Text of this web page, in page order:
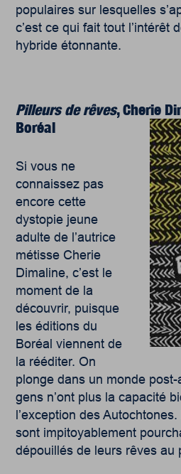
populaires sur lesquelles
c’est ce qui fait tout l’intérêt
hybride étonnante.
Pilleurs de rêves, Cherie
Boréal
Si vous ne
connaissez pas
encore cette
dystopie jeune
adulte de l’autrice
métisse Cherie
Dimaline, c’est le
moment de la
découvrir, puisque
les éditions du
Boréal viennent de
la rééditer. On
plonge dans un monde
gens n’ont plus la capacité
l’exception des
sont impitoyablement
dépouillés de leurs rêves au